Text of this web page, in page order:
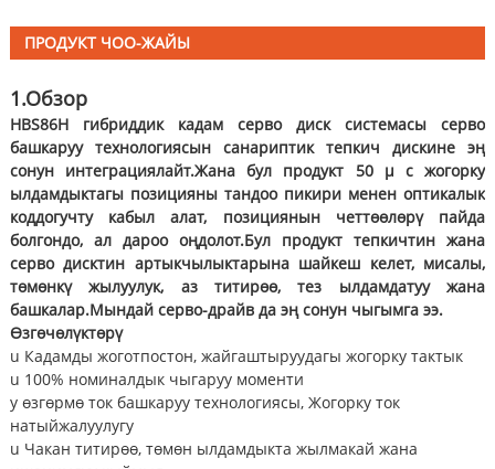
ПРОДУКТ ЧОО-ЖАЙЫ
1.Обзор
HBS86H гибриддик кадам серво диск системасы серво
башкаруу технологиясын санариптик тепкич дискине эң
сонун интеграциялайт.Жана бул продукт 50 μ с жогорку
ылдамдыктагы позицияны тандоо пикири менен оптикалык
коддогучту кабыл алат, позициянын четтөөлөрү пайда
болгондо, ал дароо оңдолот.Бул продукт тепкичтин жана
серво дисктин артыкчылыктарына шайкеш келет, мисалы,
төмөнкү жылуулук, аз титирөө, тез ылдамдатуу жана
башкалар.Мындай серво-драйв да эң сонун чыгымга ээ.
Өзгөчөлүктөрү
u Кадамды жоготпостон, жайгаштыруудагы жогорку тактык
u 100% номиналдык чыгаруу моменти
у өзгөрмө ток башкаруу технологиясы, Жогорку ток
натыйжалуулугу
u Чакан титирөө, төмөн ылдамдыкта жылмакай жана